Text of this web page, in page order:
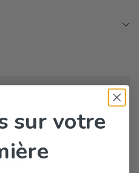
sur votre